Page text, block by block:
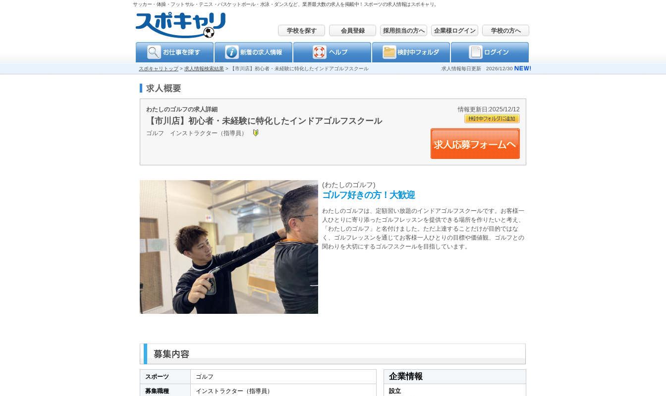
サッカー・体操・フットサル・テニス・バスケットボール・水泳・ダンスなど、業界最大数の求人を掲載中！スポーツの求人情報はスポキャリ。
学校を探す 会員登録 採用担当の方へ 企業様ログイン 学校の方へ
スポキャリトップ> 求人情報検索結果 > 【市川店】初心者・未経験に特化したインドアゴルフスクール 求人情報毎日更新 2026/12/30
わたしのゴルフの求人詳細
【市川店】初心者・未経験に特化したインドアゴルフスクール
ゴルフ インストラクター（指導員）
情報更新日:2025/12/12
(わたしのゴルフ)
ゴルフ好きの方！大歓迎
わたしのゴルフは、定額習い放題のインドアゴルフスクールです。お客様一
人ひとりに寄り添ったゴルフレッスンを提供できる場所を作りたいと考え、
「わたしのゴルフ」と名付けました。ただ上達することだけが目的ではな
く、ゴルフレッスンを通じてお客様一人ひとりの目標や価値観、ゴルフとの
関わりを大切にするゴルフスクールを目指しています。
スポーツ ゴルフ
募集職種 インストラクター（指導員）
企業情報
設立